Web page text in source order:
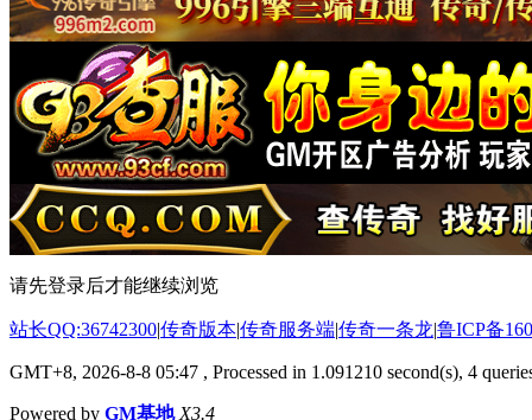
请先登录后才能继续浏览
站长QQ:36742300|传奇版本|传奇服务端|传奇一条龙|鲁ICP备
GMT+8, 2026-8-8 05:47 , Processed in 1.091210 second(s), 4
Powered by GM基地 X3.4